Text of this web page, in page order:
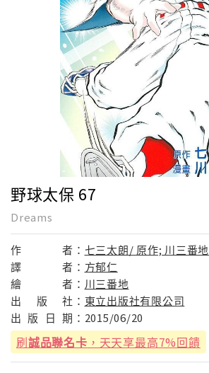
野球太保 67
Dreams
作 者： 七三太朗/ 原作; 川三番地
譯
者： 方郁仁
繪
者： 川三番地
出
版 社： 東立出版社有限公司
出 版 日 期： 2015/06/20
刷誠品聯名卡 ，天天享最高7%回饋